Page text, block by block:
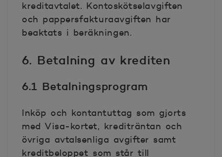
kreditavtalet. Kontoskötselavgiften
och pappersfakturaavgiften har
beaktats i beräkningen.
6. Betalning av krediten
6.1 Betalningsprogram
Inköp och kontantuttag som gjorts
med Visa-kortet, krediträntan och
övriga avtalsenliga avgifter samt
kreditbeloppet som står till